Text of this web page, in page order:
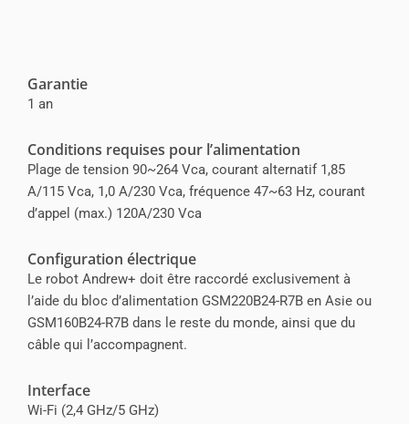
Garantie
1 an
Conditions requises pour l’alimentation
Plage de tension 90~264 Vca, courant alternatif 1,85
A/115 Vca, 1,0 A/230 Vca, fréquence 47~63 Hz, courant
d’appel (max.) 120A/230 Vca
Configuration électrique
Le robot Andrew+ doit être raccordé exclusivement à
l’aide du bloc d’alimentation GSM220B24-R7B en Asie ou
GSM160B24-R7B dans le reste du monde, ainsi que du
câble qui l’accompagnent.
Interface
Wi-Fi (2,4 GHz/5 GHz)